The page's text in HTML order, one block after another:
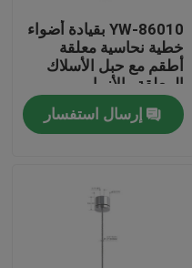
YW-86010 بقيادة أضواء
خطية نحاسية معلقة
أطقم مع حبل الأسلاك
المعلقة والأزرار
إرسال استفسار